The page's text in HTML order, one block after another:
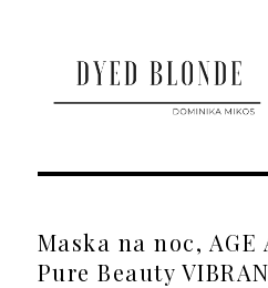
Maska na noc, AGE
Pure Beauty